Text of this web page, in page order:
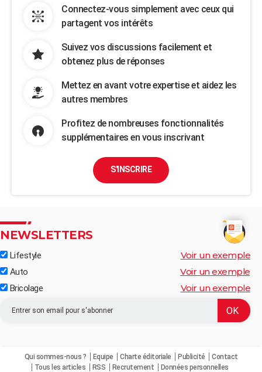
Connectez-vous simplement avec ceux qui
partagent vos intérêts
Suivez vos discussions facilement et
obtenez plus de réponses
Mettez en avant votre expertise et aidez les
autres membres
Profitez de nombreuses fonctionnalités
supplémentaires en vous inscrivant
S'INSCRIRE
NEWSLETTERS
Lifestyle Voir un exemple
Auto Voir un exemple
Bricolage Voir un exemple
Qui sommes-nous ? Equipe Charte éditoriale Publicité
Contact
Tous les articles
RSS Recrutement Données personnelles